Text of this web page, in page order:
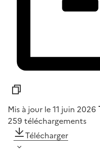
Mis à jour le 11 juin 2026
259 téléchargements
Télécharger